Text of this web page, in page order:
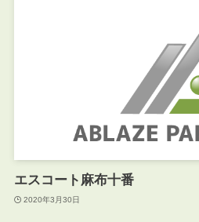
エスコート麻布十番
2020年3月30日